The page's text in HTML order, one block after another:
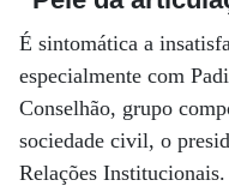
É sintomática a
especialmente com
Conselhão, grupo
sociedade civil, o
Relações